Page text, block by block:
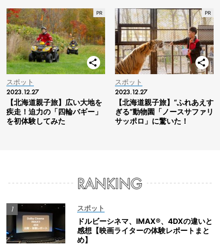
スポット
2023.12.27
【北海道親子旅】広い大地を
疾走！迫力の「四輪バギー」
を初体験してみた
スポット
2023.12.27
【北海道親子旅】“ふれあえす
ぎる”動物園「ノースサファリ
サッポロ」に驚いた！
スポット
ドルビーシネマ、IMAX®、4DXの違いと
感想【映画ライターの体験レポートまと
め】